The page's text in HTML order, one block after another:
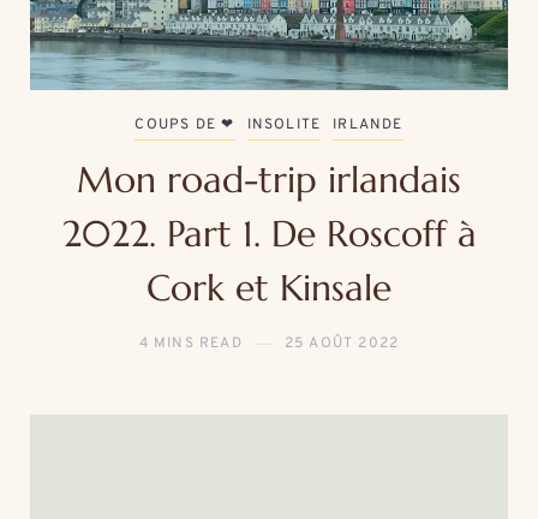
COUPS DE ❤ INSOLITE IRLANDE
Mon road-trip irlandais
2022. Part 1. De Roscoff à
Cork et Kinsale
4 MINS READ 25 AOÛT 2022